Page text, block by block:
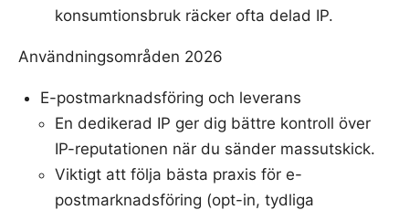
konsumtionsbruk räcker ofta delad IP.
Användningsområden 2026
E-postmarknadsföring och leverans
En dedikerad IP ger dig bättre kontroll över
IP-reputationen när du sänder massutskick.
Viktigt att följa bästa praxis för e-
postmarknadsföring (opt-in, tydliga